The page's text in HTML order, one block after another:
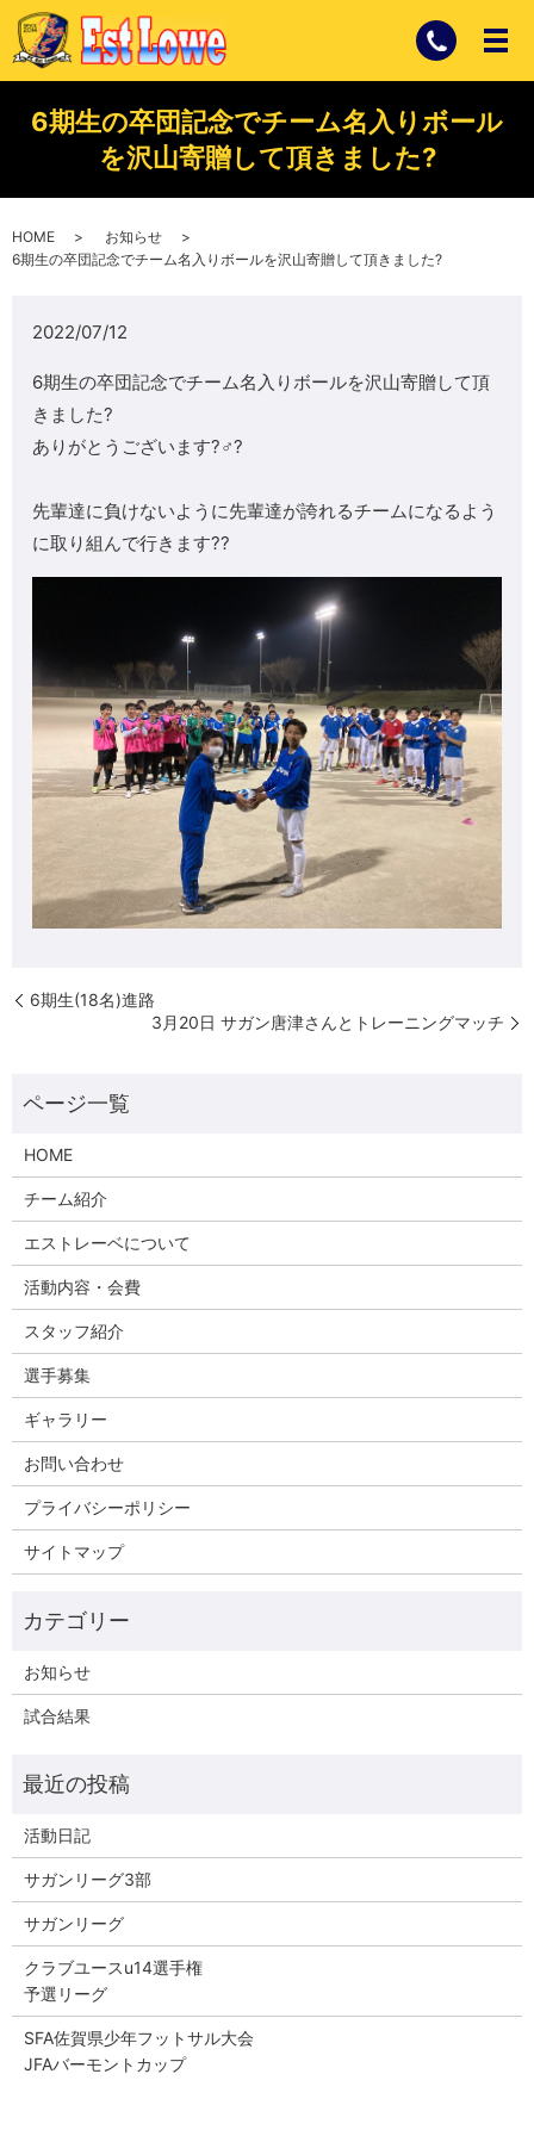
6期生の卒団記念でチーム名入りボール
を沢山寄贈して頂きました?
HOME
お知らせ
6期生の卒団記念でチーム名入りボールを沢山寄贈して頂きました?
2022/07/12
6期生の卒団記念でチーム名入りボールを沢山寄贈して頂
きました?
ありがとうございます?‍♂️?
先輩達に負けないように先輩達が誇れるチームになるよう
に取り組んで行きます??
6期生(18名)進路
3月20日 サガン唐津さんとトレーニングマッチ
HOME
チーム紹介
エストレーベについて
活動内容・会費
スタッフ紹介
選手募集
ギャラリー
お問い合わせ
プライバシーポリシー
サイトマップ
お知らせ
試合結果
活動日記
サガンリーグ3部
サガンリーグ
クラブユースu14選手権
予選リーグ
SFA佐賀県少年フットサル大会
JFAバーモントカップ